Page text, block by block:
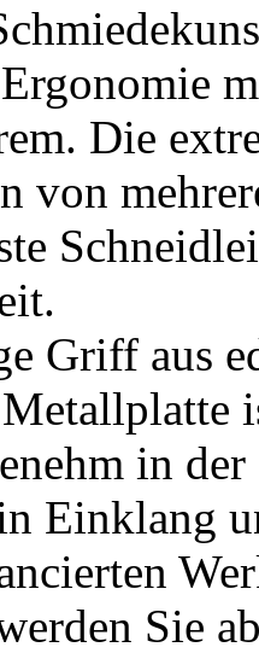
Die
von
Griff aus
in
Einklang
Sie